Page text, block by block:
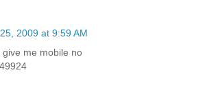
2009 at 9:59 AM
give me mobile no